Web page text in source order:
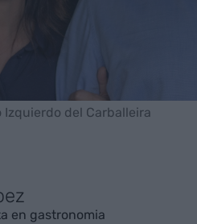
Izquierdo del Carballeira
en gastronomia